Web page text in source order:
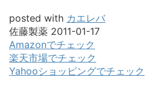
posted with カエレバ
佐藤製薬 2011-01-17
Amazonでチェック
楽天市場でチェック
Yahooショッピングでチェック